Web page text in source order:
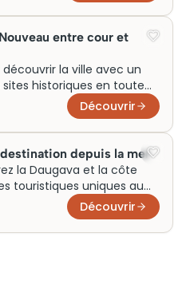
entre cour et
la ville avec un
historiques en toute
Découvrir
depuis la mer
la Daugava et la côte
touristiques uniques au
Découvrir